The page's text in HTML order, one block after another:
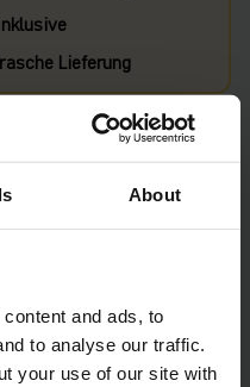
About
and ads, to
to analyse our traffic.
your use of our site with
Lieferung
PRODUKT?